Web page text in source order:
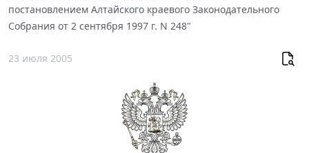
постановлением Алтайского краевого Законодательного
Собрания от 2 сентября 1997 г. N 248"
23 июля 2005